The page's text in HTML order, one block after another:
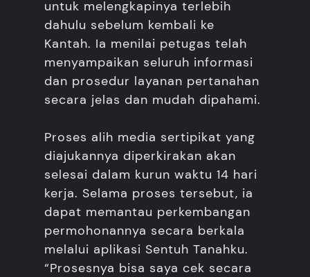
untuk melengkapinya terlebih
dahulu sebelum kembali ke
Kantah. Ia menilai petugas telah
menyampaikan seluruh informasi
dan prosedur layanan pertanahan
secara jelas dan mudah dipahami.
Proses alih media sertipikat yang
diajukannya diperkirakan akan
selesai dalam kurun waktu 14 hari
kerja. Selama proses tersebut, ia
dapat memantau perkembangan
permohonannya secara berkala
melalui aplikasi Sentuh Tanahku.
“Prosesnya bisa saya cek secara